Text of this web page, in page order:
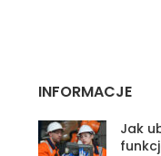
obowiązujące
konkretnemu
formacji. Otok
INFORMACJE
Jak